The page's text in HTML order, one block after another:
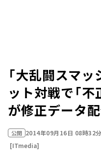
「大乱闘スマ
ット対戦で「
が修正データ
公開 2014年09月16日 08時32分
[ITmedia]